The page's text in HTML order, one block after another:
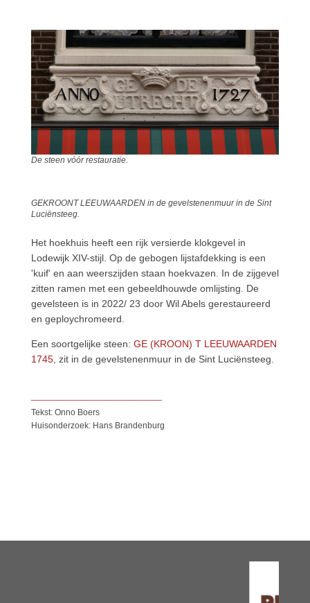
De steen vóór restauratie.
GEKROONT LEEUWAARDEN in de gevelstenenmuur in de Sint
Luciënsteeg.
Het hoekhuis heeft een rijk versierde klokgevel in
Lodewijk XIV-stijl. Op de gebogen lijstafdekking is een
'kuif' en aan weerszijden staan hoekvazen. In de zijgevel
zitten ramen met een gebeeldhouwde omlijsting. De
gevelsteen is in 2022/ 23 door Wil Abels gerestaureerd
en geploychromeerd.
Een soortgelijke steen: GE (KROON) T LEEUWAARDEN
1745, zit in de gevelstenenmuur in de Sint Luciënsteeg.
Tekst: Onno Boers
Huisonderzoek: Hans Brandenburg